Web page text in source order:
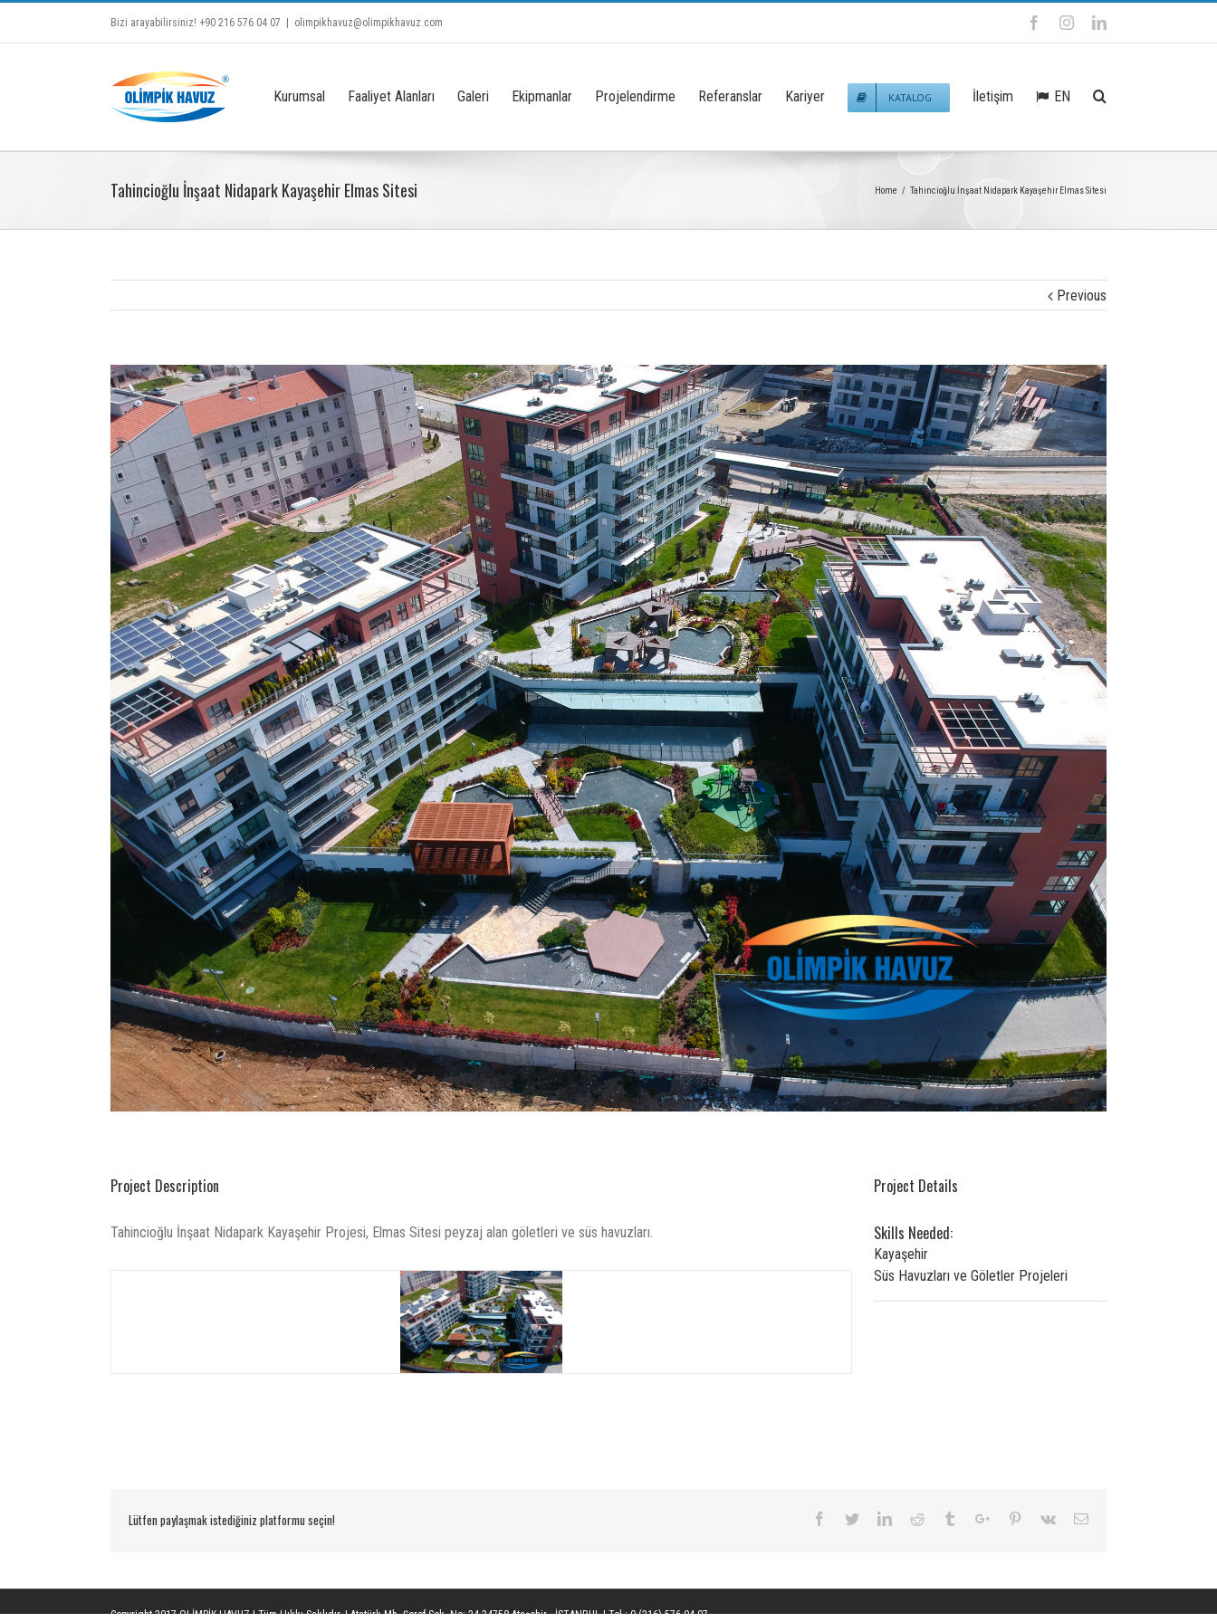
Bizi arayabilirsiniz! +90 216 576 04 07 olimpikhavuz@olimpikhavuz.com FacebookInstagramLinkedin
Kurumsal Faaliyet Alanları Galeri Ekipmanlar Projelendirme Referanslar Kariyer KATALOG İletişim EN
Tahincioğlu İnşaat Nidapark Kayaşehir Elmas Sitesi Home / Tahincioğlu İnşaat Nidapark Kayaşehir Elmas Sitesi
Previous
Project Description
Tahincioğlu İnşaat Nidapark Kayaşehir Projesi, Elmas Sitesi peyzaj alan göletleri ve süs havuzları.
Project Details
Skills Needed:
Kayaşehir
Süs Havuzları ve Göletler Projeleri
Lütfen paylaşmak istediğiniz platformu seçin! Facebook
TwitterLinkedinReddit TumblrGoogle+Pinterest
Vk Email
Copyright 2017 OLİMPİK HAVUZ | Tüm Hıkkı Saklıdır. | Atatürk Mh. Şeref Sok. No: 24 34758 Ataşehir - İSTANBUL | Tel : 0 (216) 576 04 07